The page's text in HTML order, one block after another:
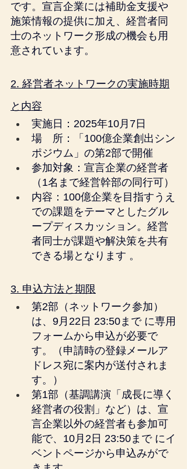
です。宣言企業には補助金支援や
施策情報の提供に加え、経営者同
士のネットワーク形成の機会も用
意されています。
2. 経営者ネットワークの実施時期
と内容
実施日：2025年10月7日
場　所：「100億企業創出シン
ポジウム」の第2部で開催
参加対象：宣言企業の経営者
（1名まで経営幹部の同行可）
内容：100億企業を目指すうえ
での課題をテーマとしたグル
ープディスカッション。経営
者同士が課題や解決策を共有
できる場となります 。
3. 申込方法と期限
第2部（ネットワーク参加）
は、9月22日 23:50まで に専用
フォームから申込が必要で
す。（申請時の登録メールア
ドレス宛に案内が送付されま
す。）
第1部（基調講演「成長に導く
経営者の役割」など）は、宣
言企業以外の経営者も参加可
能で、10月2日 23:50まで にイ
ベントページから申込みがで